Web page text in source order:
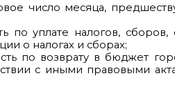
число месяца,
по уплате налогов,
о налогах и сборах;
по возврату в бюджет
с иными правовыми